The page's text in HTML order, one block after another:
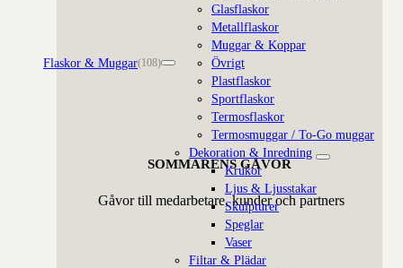
SOMMARENS GÅVOR
Gåvor till medarbetare, kunder och partners
Flaskor & Muggar(108)
Glasflaskor
Metallflaskor
Muggar & Koppar
Övrigt
Plastflaskor
Sportflaskor
Termosflaskor
Termosmuggar / To-Go muggar
Dekoration & Inredning
Krukor
Ljus & Ljusstakar
Skulpturer
Speglar
Vaser
Filtar & Plädar